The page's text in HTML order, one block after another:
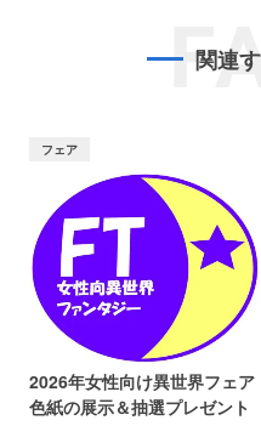
関連
フェア
2026年女性向け異世界フェア
色紙の展示＆抽選プレゼント